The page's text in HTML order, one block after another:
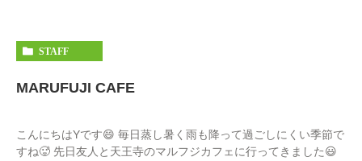
STAFF
MARUFUJI CAFE
こんにちはYです😄 毎日蒸し暑く雨も降って過ごしにくい季節で
すね🥵 先日友人と天王寺のマルフジカフェに行ってきました😃